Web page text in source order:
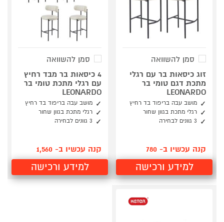
סמן להשוואה
זוג כיסאות בר עם רגלי
מתכת דגם טומי בר
LEONARDO
מושב עבה בריפוד בד רחיץ
רגלי מתכת בגוון שחור
3 גוונים לבחירה
קנה עכשיו ב- 780
למידע ורכישה
סמן להשוואה
4 כיסאות בר מבד רחיץ
עם רגלי מתכת טומי בר
LEONARDO
מושב עבה בריפוד בד רחיץ
רגלי מתכת בגוון שחור
3 גוונים לבחירה
קנה עכשיו ב- 1,560
למידע ורכישה